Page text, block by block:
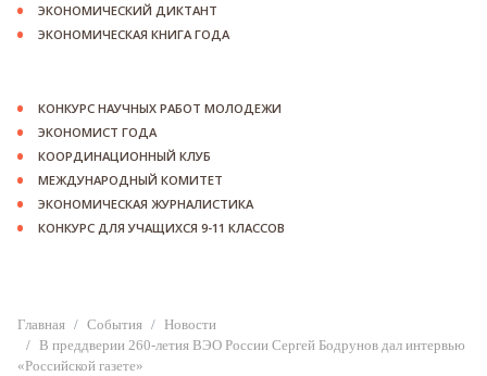
ЭКОНОМИЧЕСКИЙ ДИКТАНТ
ЭКОНОМИЧЕСКАЯ КНИГА ГОДА
КОНКУРС НАУЧНЫХ РАБОТ МОЛОДЕЖИ
ЭКОНОМИСТ ГОДА
КООРДИНАЦИОННЫЙ КЛУБ
МЕЖДУНАРОДНЫЙ КОМИТЕТ
ЭКОНОМИЧЕСКАЯ ЖУРНАЛИСТИКА
КОНКУРС ДЛЯ УЧАЩИХСЯ 9-11 КЛАССОВ
Главная События
Новости
В преддверии 260-летия ВЭО России Сергей Бодрунов дал интервью
«Российской газете»